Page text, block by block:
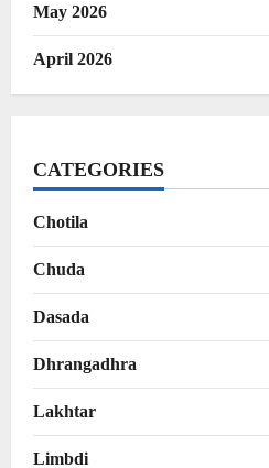
May 2026
April 2026
CATEGORIES
Chotila
Chuda
Dasada
Dhrangadhra
Lakhtar
Limbdi